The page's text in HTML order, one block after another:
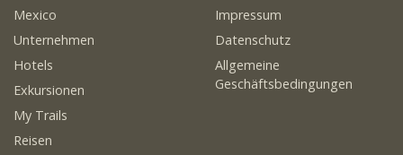
Mexico
Unternehmen
Hotels
Exkursionen
My Trails
Reisen
Impressum
Datenschutz
Allgemeine
Geschäftsbedingungen